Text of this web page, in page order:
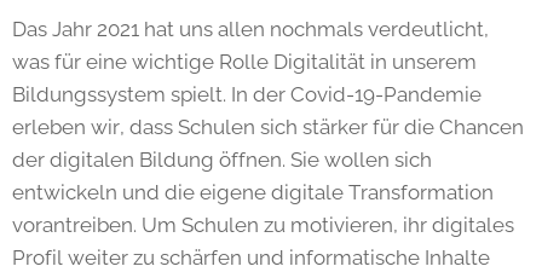
Das Jahr 2021 hat uns allen nochmals verdeutlicht,
was für eine wichtige Rolle Digitalität in unserem
Bildungssystem spielt. In der Covid-19-Pandemie
erleben wir, dass Schulen sich stärker für die Chancen
der digitalen Bildung öffnen. Sie wollen sich
entwickeln und die eigene digitale Transformation
vorantreiben. Um Schulen zu motivieren, ihr digitales
Profil weiter zu schärfen und informatische Inhalte